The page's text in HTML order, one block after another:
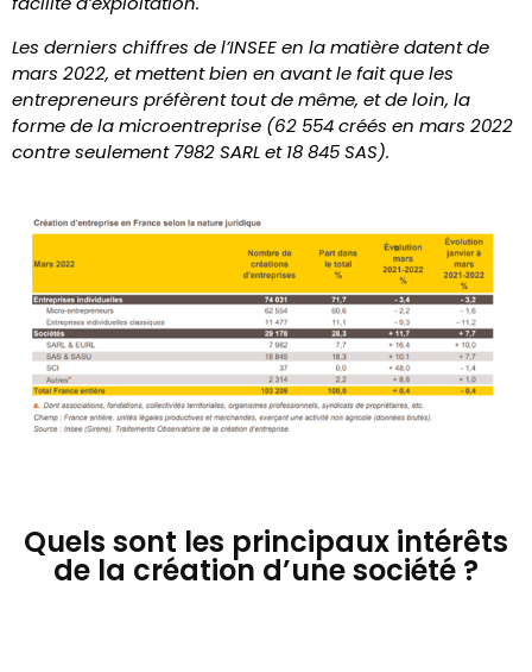
Les derniers chiffres de l’INSEE en la matière datent de
mars 2022, et mettent bien en avant le fait que les
entrepreneurs préfèrent tout de même, et de loin, la
forme de la microentreprise (62 554 créés en mars 2022
contre seulement 7982 SARL et 18 845 SAS).
Quels sont les principaux intérêts
de la création d’une société ?